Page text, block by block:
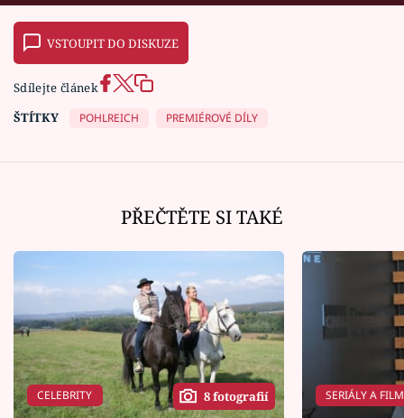
VSTOUPIT DO DISKUZE
Sdílejte článek
ŠTÍTKY
POHLREICH PREMIÉROVÉ DÍLY
PŘEČTĚTE SI TAKÉ
CELEBRITY 8 fotografií SERIÁLY A